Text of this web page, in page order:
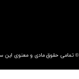
© تمامی حقوق مادی و معنوی این